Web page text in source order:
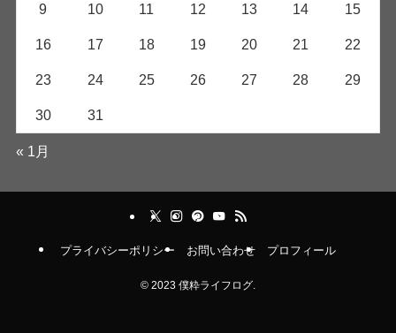
9 10 11 12 13 14 15
16 17 18 19 20 21 22
23 24 25 26 27 28 29
30 31
« 1月
プライバシーポリシー お問い合わせ プロフィール
© 2023 僕粋ライフログ.